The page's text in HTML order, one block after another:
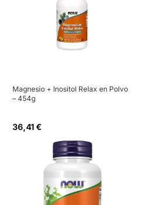
Magnesio + Inositol Relax en Polvo
– 454g
36,41 €